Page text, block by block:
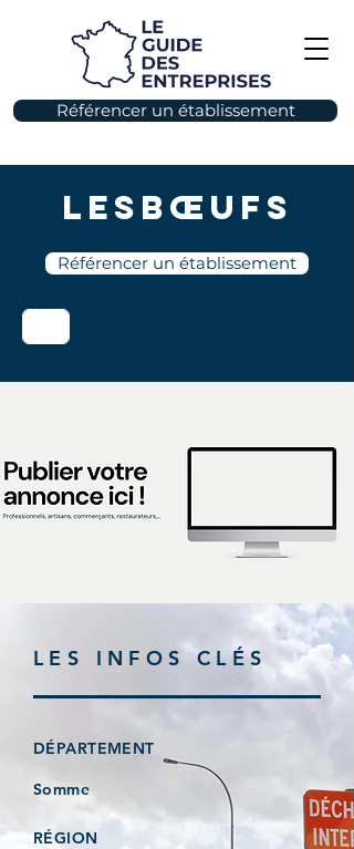
Référencer un établissement
Lesbœufs
Référencer un établissement
LES INFOS CLÉS
DÉPARTEMENT
Somme
RÉGION